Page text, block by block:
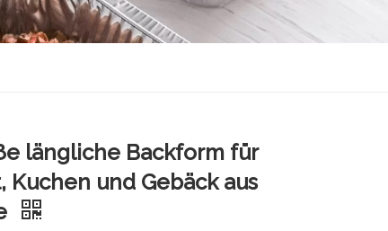
längliche Backform für
Kuchen und Gebäck aus